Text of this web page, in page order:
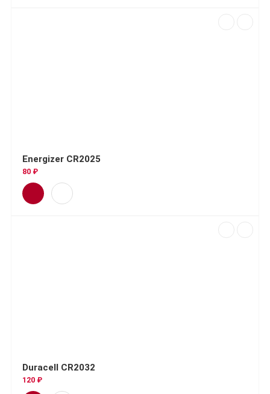
Energizer CR2025
80 ₽
Duracell CR2032
120 ₽